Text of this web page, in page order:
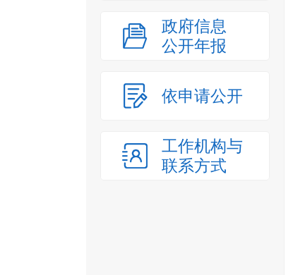
政府信息
公开年报
依申请公开
工作机构与
联系方式